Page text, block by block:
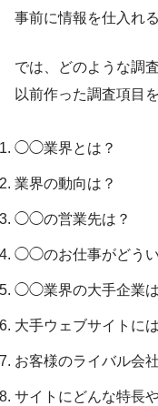
事前に情報を仕入れ
では、どのような調
以前作った調査項目
◯◯業界とは？
業界の動向は？
◯◯の営業先は？
◯◯のお仕事がどうい
◯◯業界の大手企業は
大手ウェブサイトに
お客様のライバル会
サイトにどんな特長